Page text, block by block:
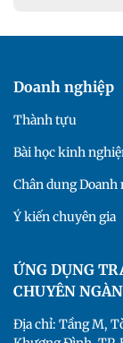
Doanh nghiệp
Thành tựu
Bài học kinh
Chân dung Doanh
Ý kiến chuyên gia
ỨNG DỤNG
CHUYÊN
Địa chỉ: Tầng M,